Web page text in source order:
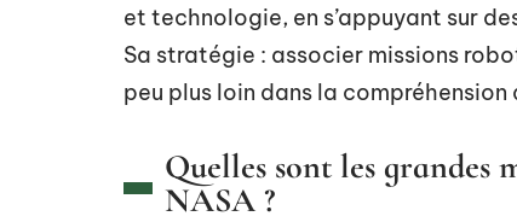
et technologie, en s’appuyant sur
Sa stratégie : associer missions
peu plus loin dans la compréhension
Quelles sont les grandes
NASA ?